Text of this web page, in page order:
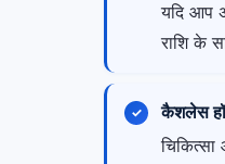
यदि आप
राशि के
कैशलेस